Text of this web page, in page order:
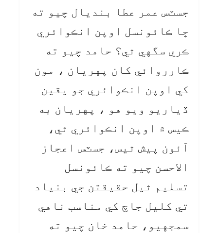
جسٽس عمر عطا بنديال چيو ته
ڇا ڪائونسل اوپن انڪوائري
ڪري سگهي ٿي؟ حامد چيو ته
ڪارروائي کان پهريان ، مون
کي اوپن انڪوائري جو يقين
ڏياريو ويو هو ، پهريان به
ڪيس ۾ اوپن انڪوائري ٿي،
آئون پيش ٿيس، جسٽس اعجاز
الاحسن چيو ته ڪائونسل
تسليم ٿيل حقيقتن جي بنياد
تي کليل جاچ کي مناسب ناهي
سمجهيو، حامد خان چيو ته